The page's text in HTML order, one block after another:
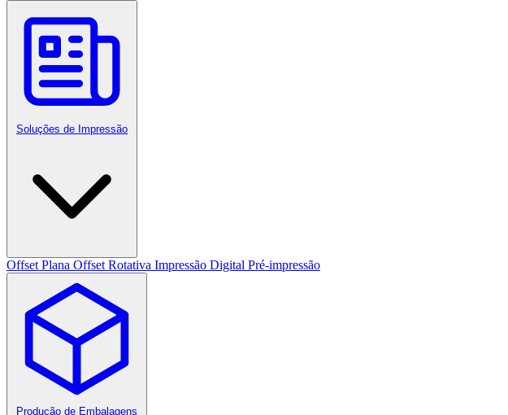
Soluções de Impressão
Offset Plana Offset Rotativa Impressão Digital Pré-impressão
Produção de Embalagens